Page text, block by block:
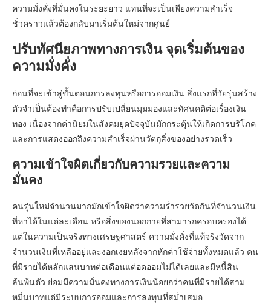
ความมั่งคั่งที่มั่นคงในระยะยาว แทนที่จะเป็นเพียงความสำเร็จ
ชั่วคราวแล้วต้องกลับมาเริ่มต้นใหม่จากศูนย์
ปรับทัศนียภาพทางการเงิน จุดเริ่มต้นของ
ความมั่งคั่ง
ก่อนที่จะเข้าสู่ขั้นตอนการลงทุนหรือการออมเงิน สิ่งแรกที่วัยรุ่นสร้าง
ตัวจำเป็นต้องทำคือการปรับเปลี่ยนมุมมองและทัศนคติต่อเรื่องเงิน
ทอง เนื่องจากค่านิยมในสังคมยุคปัจจุบันมักกระตุ้นให้เกิดการบริโภค
และการแสดงออกถึงความสำเร็จผ่านวัตถุสิ่งของอย่างรวดเร็ว
ความเข้าใจผิดเกี่ยวกับความรวยและความ
มั่นคง
คนรุ่นใหม่จำนวนมากมักเข้าใจผิดว่าความร่ำรวยวัดกันที่จำนวนเงิน
ที่หาได้ในแต่ละเดือน หรือสิ่งของนอกกายที่สามารถครอบครองได้
แต่ในความเป็นจริงทางเศรษฐศาสตร์ ความมั่งคั่งที่แท้จริงวัดจาก
จำนวนเงินที่เหลืออยู่และงอกเงยหลังจากหักค่าใช้จ่ายทั้งหมดแล้ว คน
ที่มีรายได้หลักแสนบาทต่อเดือนแต่อดออมไม่ได้เลยและมีหนี้สิน
ล้นพ้นตัว ย่อมมีความมั่นคงทางการเงินน้อยกว่าคนที่มีรายได้สาม
หมื่นบาทแต่มีระบบการออมและการลงทุนที่สม่ำเสมอ